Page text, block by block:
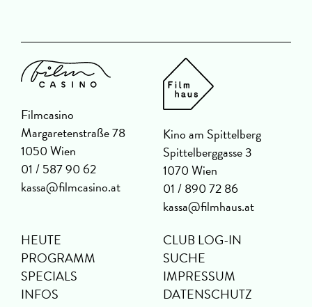
Filmcasino
Margaretenstraße 78
1050 Wien
01 / 587 90 62
kassa@filmcasino.at
Kino am Spittelberg
Spittelberggasse 3
1070 Wien
01 / 890 72 86
kassa@filmhaus.at
HEUTE
PROGRAMM
SPECIALS
INFOS
CLUB LOG-IN
SUCHE
IMPRESSUM
DATENSCHUTZ